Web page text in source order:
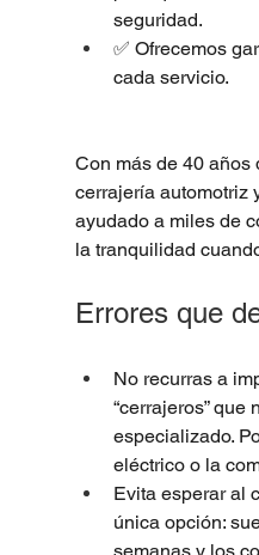
seguridad.
✅ Ofrecemos
cada servicio.
Con más de 40 años
cerrajería automotriz
ayudado a miles de
la tranquilidad
Errores que
No recurras a
“cerrajeros” que
especializado.
eléctrico o la
Evita esperar al
única opción:
semanas y los